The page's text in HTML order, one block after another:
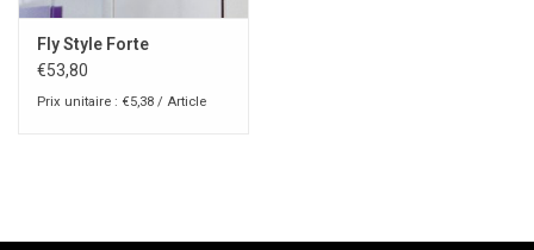
Fly Style Forte
€53,80
Prix unitaire : €5,38 / Article